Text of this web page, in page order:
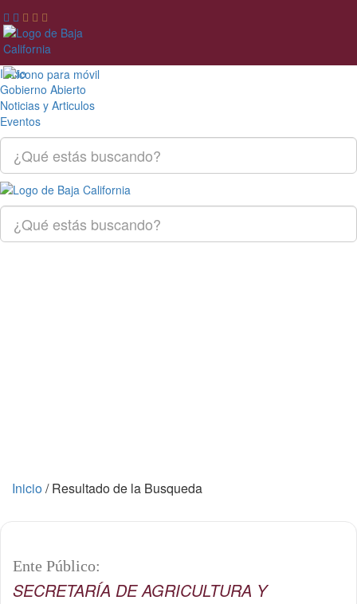
Inicio
Gobierno Abierto
Noticias y Articulos
Eventos
Inicio/Resultado de la Busqueda
Ente Público:
SECRETARÍA DE AGRICULTURA Y